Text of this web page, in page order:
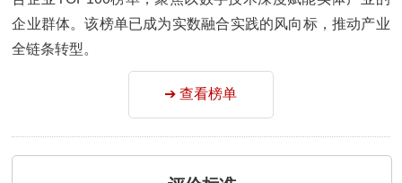
企业群体。该榜单已成为实数融合实践的风向标，推动产业
全链条转型。
➔ 查看榜单